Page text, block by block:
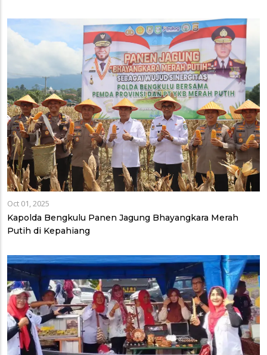
Oct 01, 2025
Kapolda Bengkulu Panen Jagung Bhayangkara Merah
Putih di Kepahiang